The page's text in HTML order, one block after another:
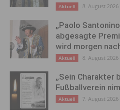
Aktuell 8. August 2026
„Paolo
abgesagte
wird morgen
Aktuell 8. August 2026
„Sein Charakter
Fußballverein
Aktuell 7. August 2026